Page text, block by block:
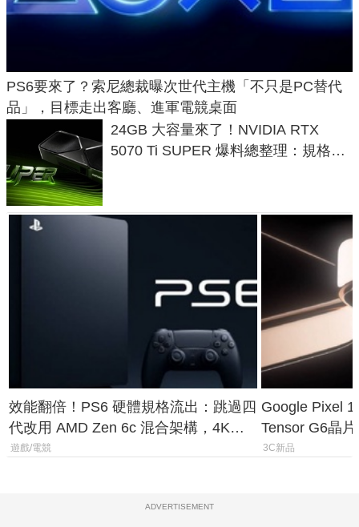
PS6要來了？索尼總裁曝次世代主機「不只是PC替代
品」，目標走出客廳、進軍電競桌面
24GB 大容量來了！NVIDIA RTX
5070 Ti SUPER 爆料總整理：規格、
效能翻倍！PS6 硬體規格流出：跳過四
代改用 AMD Zen 6c 混合架構，4K
120fps 與全光追時代來臨
遊戲/電競
Google Pixel
Tensor G6晶
元
3C新品
ADVERTISEMENT